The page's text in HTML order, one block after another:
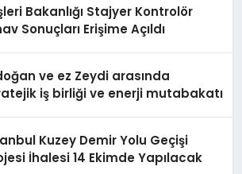
Bakanlığı Stajyer Kontrolör
Sonuçları Erişime Açıldı
ve ez Zeydi arasında
iş birliği ve enerji mutabakatı
Kuzey Demir Yolu Geçişi
İhalesi 14 Ekimde Yapılacak